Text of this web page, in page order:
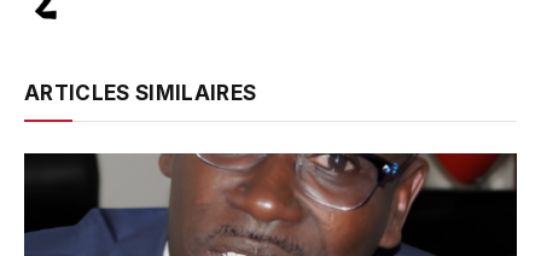
ARTICLES SIMILAIRES